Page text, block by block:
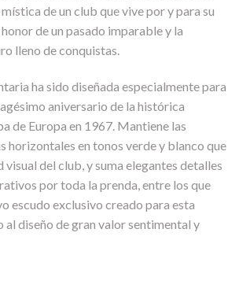
de un club que vive por y para su
de un pasado imparable y la
lleno de conquistas.
ha sido diseñada especialmente para
aniversario de la histórica
de Europa en 1967. Mantiene las
horizontales en tonos verde y blanco que
del club, y suma elegantes detalles
por toda la prenda, entre los que
escudo exclusivo creado para esta
al diseño de gran valor sentimental y